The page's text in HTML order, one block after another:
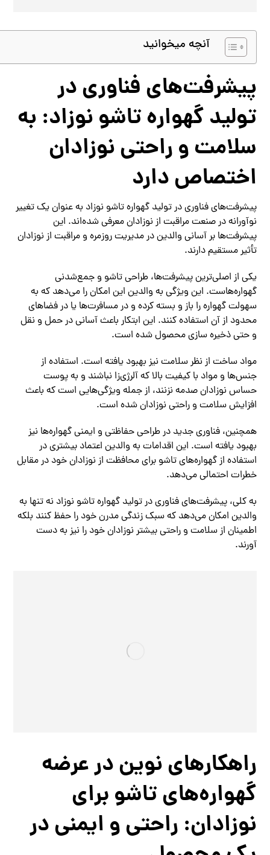
آنچه میخوانید
پیشرفت‌های فناوری در
تولید گهواره تاشو نوزاد: به
سلامت و راحتی نوزادان
اختصاص دارد
پیشرفت‌های فناوری در تولید گهواره تاشو نوزاد به عنوان یک تغییر
نوآورانه در صنعت مراقبت از نوزادان معرفی شده‌اند. این
پیشرفت‌ها بر آسانی والدین در مدیریت روزمره و مراقبت از نوزادان
تأثیر مستقیم دارند.
یکی از اصلی‌ترین پیشرفت‌ها، طراحی تاشو و جمع‌شدنی
گهواره‌هاست. این ویژگی به والدین این امکان را می‌دهد که به
سهولت گهواره را باز و بسته کرده و در مسافرت‌ها یا در فضاهای
محدود از آن استفاده کنند. این ابتکار باعث آسانی در حمل و نقل
و حتی ذخیره سازی محصول شده است.
مواد ساخت از نظر سلامت نیز بهبود یافته است. استفاده از
جنس‌ها و مواد با کیفیت بالا که آلرژی‌زا نباشند و به پوست
حساس نوزادان صدمه نزنند، از جمله ویژگی‌هایی است که باعث
افزایش سلامت و راحتی نوزادان شده است.
همچنین، فناوری جدید در طراحی حفاظتی و ایمنی گهواره‌ها نیز
بهبود یافته است. این اقدامات به والدین اعتماد بیشتری در
استفاده از گهواره‌های تاشو برای محافظت از نوزادان خود در مقابل
خطرات احتمالی می‌دهد.
به کلی، پیشرفت‌های فناوری در تولید گهواره تاشو نوزاد نه تنها به
والدین امکان می‌دهد که سبک زندگی مدرن خود را حفظ کنند بلکه
اطمینان از سلامت و راحتی بیشتر نوزادان خود را نیز به دست
آورند.
راهکارهای نوین در عرضه
گهواره‌های تاشو برای
نوزادان: راحتی و ایمنی در